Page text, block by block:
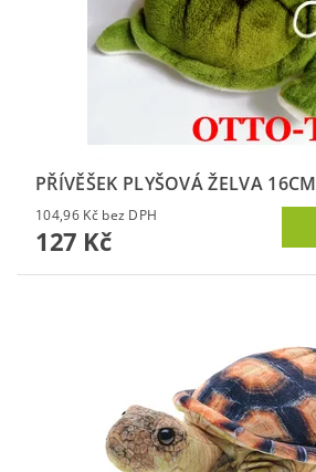
PŘÍVĚŠEK PLYŠOVÁ ŽELVA 16CM
104,96 Kč bez DPH
127 Kč